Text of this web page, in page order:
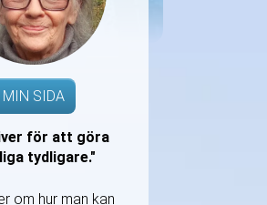
MIN SIDA
för att göra
tydligare."
om hur man kan